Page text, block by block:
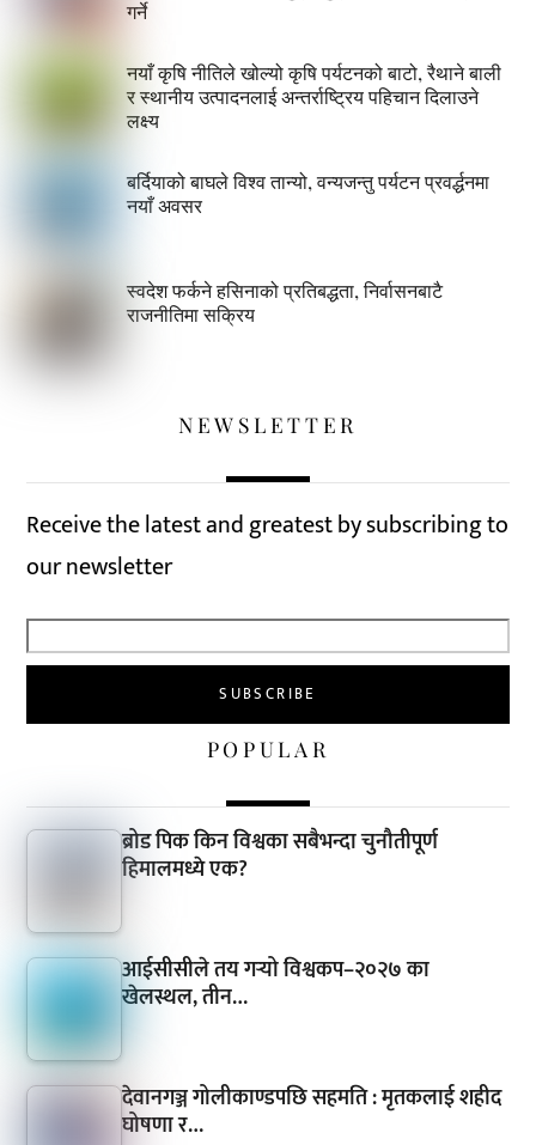
गर्ने
नयाँ कृषि नीतिले खोल्यो कृषि पर्यटनको बाटो, रैथाने बाली
र स्थानीय उत्पादनलाई अन्तर्राष्ट्रिय पहिचान दिलाउने
लक्ष्य
बर्दियाको बाघले विश्व तान्यो, वन्यजन्तु पर्यटन प्रवर्द्धनमा
नयाँ अवसर
स्वदेश फर्कने हसिनाको प्रतिबद्धता, निर्वासनबाटै
राजनीतिमा सक्रिय
NEWSLETTER
Receive the latest and greatest by subscribing to
our newsletter
POPULAR
ब्रोड पिक किन विश्वका सबैभन्दा चुनौतीपूर्ण
हिमालमध्ये एक?
आईसीसीले तय गर्‍यो विश्वकप–२०२७ का
खेलस्थल, तीन…
देवानगञ्ज गोलीकाण्डपछि सहमति : मृतकलाई शहीद
घोषणा र…